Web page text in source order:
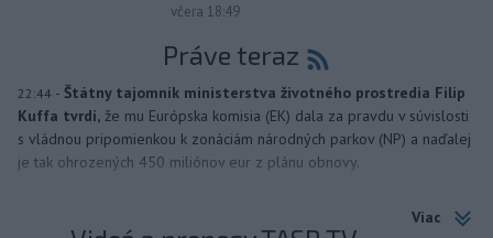
včera 18:49
Práve teraz
22:44 - Štátny tajomník ministerstva životného prostredia Filip
Kuffa tvrdí, že mu Európska komisia (EK) dala za pravdu v súvislosti
s vládnou pripomienkou k zonáciám národných parkov (NP) a naďalej
je tak ohrozených 450 miliónov eur z plánu obnovy.
Viac